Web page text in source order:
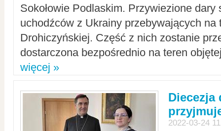
Sokołowie Podlaskim. Przywiezione dary
uchodźców z Ukrainy przebywających na
Drohiczyńskiej. Część z nich zostanie
dostarczona bezpośrednio na teren
więcej »
Diecezja
2022-03-24